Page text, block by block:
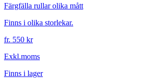
Färgfälla rullar olika mått
Finns i olika storlekar.
fr. 550 kr
Exkl.moms
Finns i lager